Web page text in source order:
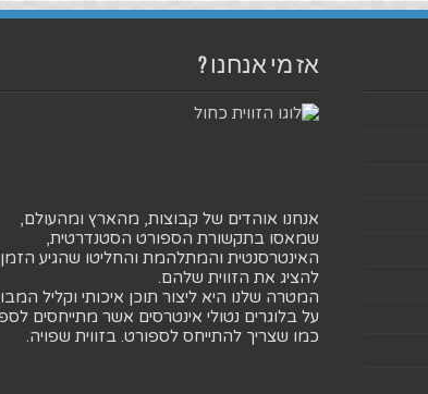
אז מי אנחנו ?
אנחנו אוהדים של קבוצות, מהארץ ומהעולם,
שמאסו בתקשורת הספורט הסטנדרטית,
האינטרסנטית והמתלהמת והחליטו שהגיע הזמן
להציג את הזווית שלהם.
המטרה שלנו היא ליצור תוכן איכותי וקליל
על בלוגרים נטולי אינטרסים אשר מתייחסים
כמו שצריך להתייחס לספורט. בזווית שפויה.